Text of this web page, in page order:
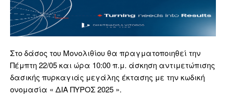
Στο δάσος του Μονολιθίου θα πραγματοποιηθεί την
Πέμπτη 22/05 και ώρα 10:00 π.μ. άσκηση αντιμετώπισης
δασικής πυρκαγιάς μεγάλης έκτασης με την κωδική
ονομασία « ΔΙΑ ΠΥΡΟΣ 2025 ».